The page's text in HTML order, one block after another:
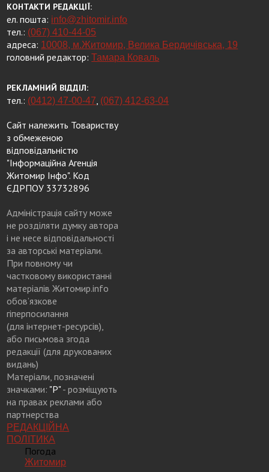
КОНТАКТИ РЕДАКЦІЇ:
ел. пошта: info@zhitomir.info
тел.: (067) 410-44-05
адреса: 10008, м.Житомир, Велика Бердичівська, 19
головний редактор:Тамара Коваль
РЕКЛАМНИЙ ВІДДІЛ:
тел.: (0412) 47-00-47 (067) 412-63-04
Сайт належить Товариству
з обмеженою
відповідальністю
"Інформаційна Агенція
Житомир Інфо". Код
ЄДРПОУ 33732896
Адміністрація сайту може
не розділяти думку автора
і не несе відповідальності
за авторські матеріали.
При повному чи
частковому використанні
матеріалів Житомир.info
обов’язкове
гіперпосилання
(для інтернет-ресурсів),
або письмова згода
редакції (для друкованих
видань)
Матеріали, позначені
значками: "Р"- розміщують
на правах реклами або
партнерства
РЕДАКЦІЙНА
ПОЛІТИКА
Погода
Житомир